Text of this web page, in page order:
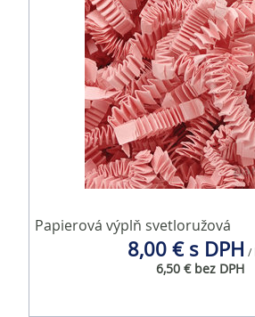
Papierová výplň svetloružová
8,00 € s DPH /
6,50 € bez DPH